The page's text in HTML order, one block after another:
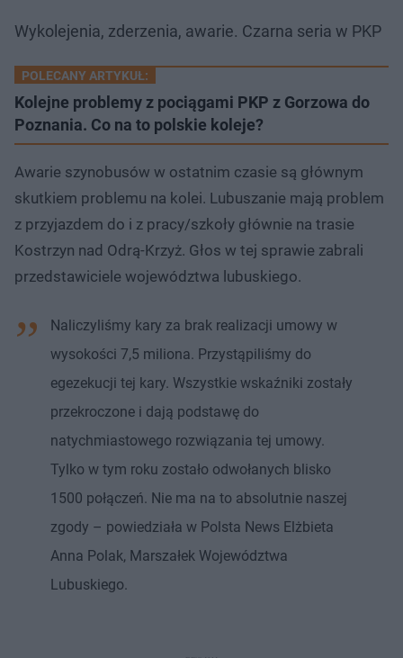
Wykolejenia, zderzenia, awarie. Czarna seria w PKP
POLECANY ARTYKUŁ:
Kolejne problemy z pociągami PKP z Gorzowa do
Poznania. Co na to polskie koleje?
Awarie szynobusów w ostatnim czasie są głównym
skutkiem problemu na kolei. Lubuszanie mają problem
z przyjazdem do i z pracy/szkoły głównie na trasie
Kostrzyn nad Odrą-Krzyż. Głos w tej sprawie zabrali
przedstawiciele województwa lubuskiego.
Naliczyliśmy kary za brak realizacji umowy w
wysokości 7,5 miliona. Przystąpiliśmy do
egezekucji tej kary. Wszystkie wskaźniki zostały
przekroczone i dają podstawę do
natychmiastowego rozwiązania tej umowy.
Tylko w tym roku zostało odwołanych blisko
1500 połączeń. Nie ma na to absolutnie naszej
zgody – powiedziała w Polsta News Elżbieta
Anna Polak, Marszałek Województwa
Lubuskiego.